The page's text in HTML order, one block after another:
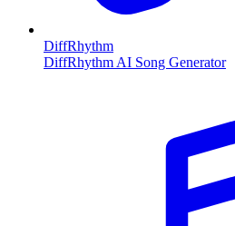
DiffRhythm
DiffRhythm AI Song Generator